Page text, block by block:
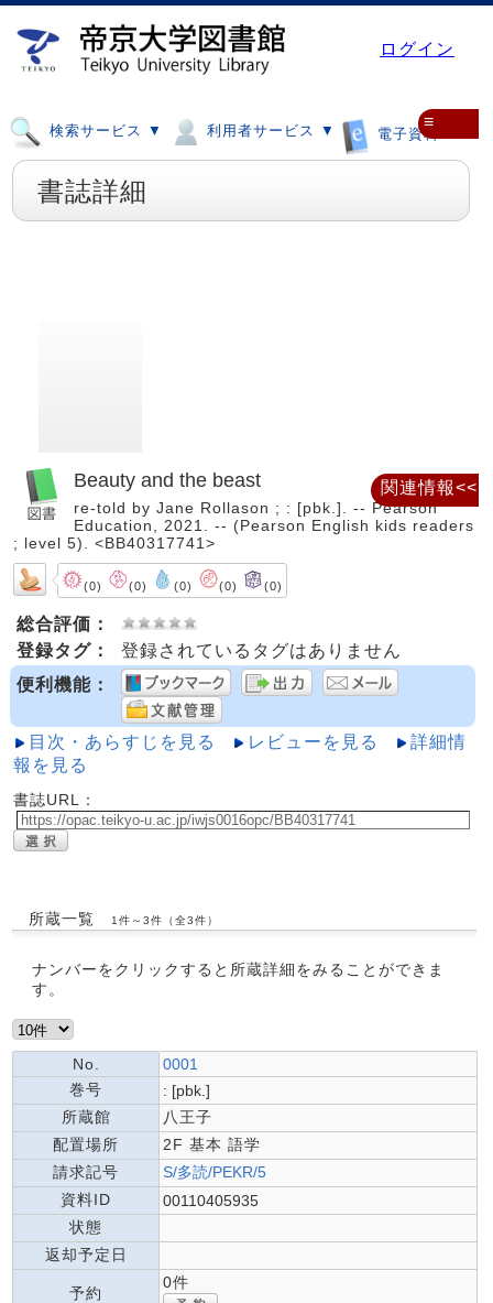
ログイン
検索サービス ▼ 利用者サービス ▼ 電子資料 ▼
≡
書誌詳細
Beauty and the beast
re-told by Jane Rollason ; : [pbk.]. -- Pearson
Education, 2021. -- (Pearson English kids readers
; level 5). <BB40317741>
(0) (0) (0) (0) (0)
総合評価：
登録タグ：
登録されているタグはありません
便利機能：
目次・あらすじを見る レビューを見る
詳細情
報を見る
書誌URL：
所蔵一覧 1件～3件（全3件）
ナンバーをクリックすると所蔵詳細をみることができま
す。
No.
0001
巻号
: [pbk.]
所蔵館
八王子
配置場所
2F 基本 語学
請求記号
S/多読/PEKR/5
資料ID
00110405935
状態
返却予定日
予約
0件
関連情報<<